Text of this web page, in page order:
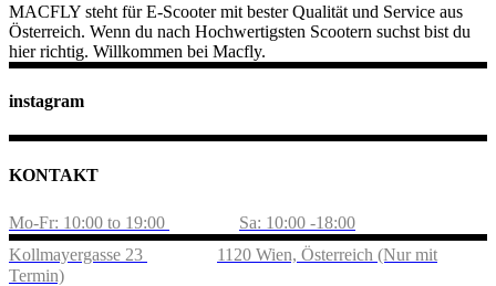
MACFLY steht für E-Scooter mit bester Qualität und Service aus
Österreich. Wenn du nach Hochwertigsten Scootern suchst bist du
hier richtig. Willkommen bei Macfly.
instagram
KONTAKT
Mo-Fr: 10:00 to 19:00
Sa: 10:00 -18:00
Kollmayergasse 23
1120 Wien, Österreich (Nur mit
Termin)